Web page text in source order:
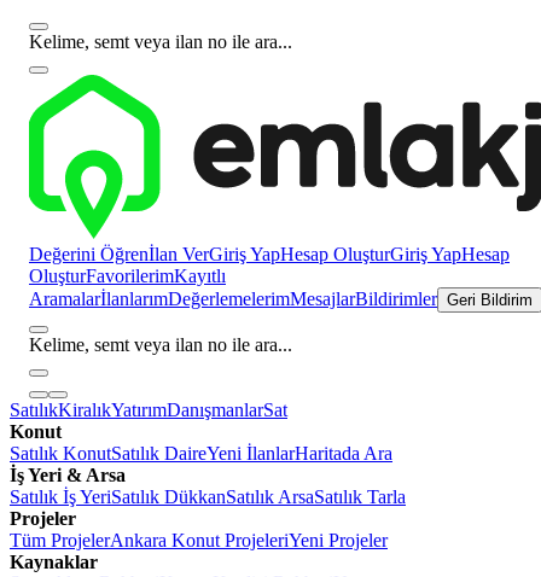
Kelime, semt veya ilan no ile ara...
Değerini Öğrenİlan VerGiriş YapHesap OluşturGiriş YapHesap
OluşturFavorilerimKayıtlı
AramalarİlanlarımDeğerlemelerimMesajlarBildirimler Geri Bildirim
Kelime, semt veya ilan no ile ara...
SatılıkKiralıkYatırımDanışmanlarSat
Konut
Satılık KonutSatılık DaireYeni İlanlarHaritada Ara
İş Yeri & Arsa
Satılık İş YeriSatılık DükkanSatılık ArsaSatılık Tarla
Projeler
Tüm ProjelerAnkara Konut ProjeleriYeni Projeler
Kaynaklar